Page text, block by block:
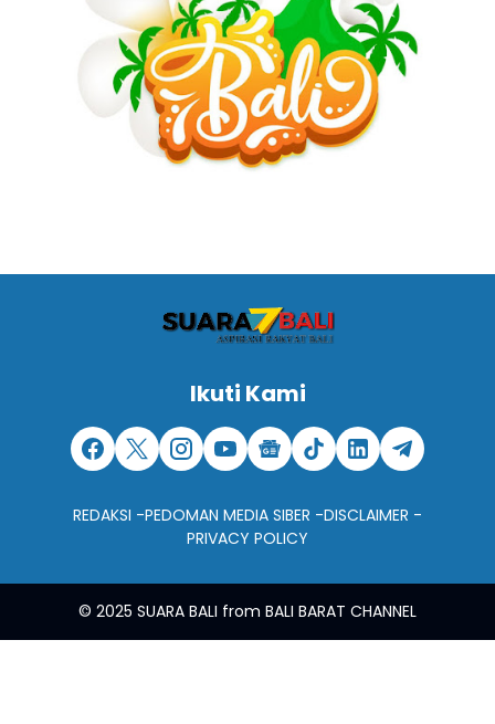
Ikuti Kami
REDAKSI -PEDOMAN MEDIA SIBER -DISCLAIMER -
PRIVACY POLICY
© 2025 SUARA BALI from BALI BARAT CHANNEL